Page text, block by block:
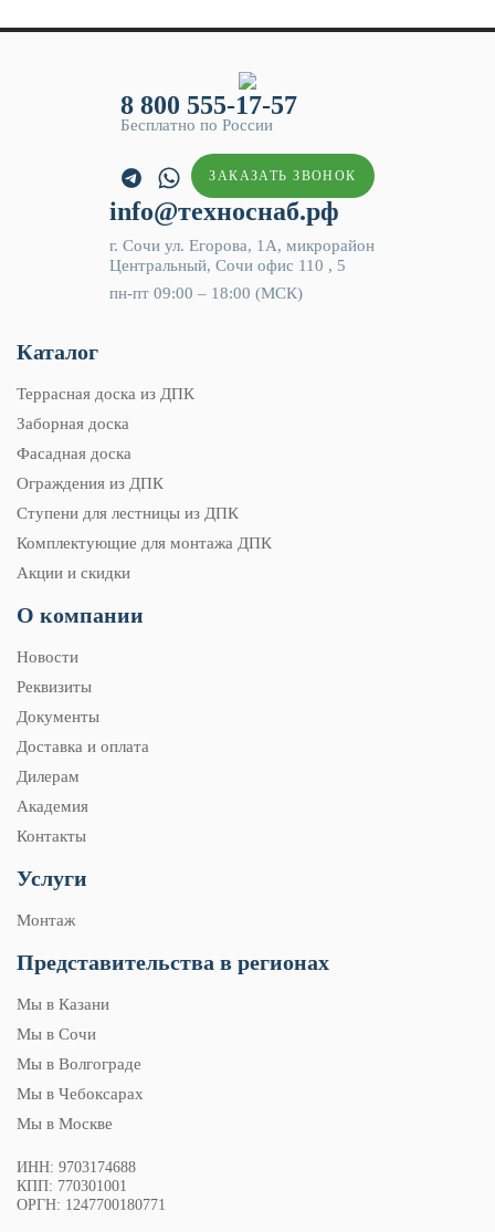
8 800 555-17-57
Бесплатно по России
ЗАКАЗАТЬ ЗВОНОК
info@техноснаб.рф
г. Сочи ул. Егорова, 1А, микрорайон
Центральный, Сочи офис 110 , 5
пн-пт 09:00 – 18:00 (МСК)
Каталог
Террасная доска из ДПК
Заборная доска
Фасадная доска
Ограждения из ДПК
Ступени для лестницы из ДПК
Комплектующие для монтажа ДПК
Акции и скидки
О компании
Новости
Реквизиты
Документы
Доставка и оплата
Дилерам
Академия
Контакты
Услуги
Монтаж
Представительства в регионах
Мы в Казани
Мы в Сочи
Мы в Волгограде
Мы в Чебоксарах
Мы в Москве
ИНН: 9703174688
КПП: 770301001
ОРГН: 1247700180771